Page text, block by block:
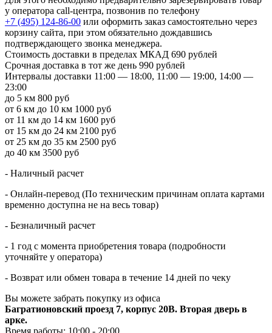
у оператора call-центра, позвонив по телефону
+7 (495) 124-86-00 или оформить заказ самостоятельно через
корзину сайта, при этом обязательно дождавшись
подтверждающего звонка менеджера.
Стоимость доставки в пределах МКАД 690 рублей
Срочная доставка в тот же день 990 рублей
Интервалы доставки 11:00 — 18:00, 11:00 — 19:00, 14:00 —
23:00
до 5 км 800 руб
от 6 км до 10 км 1000 руб
от 11 км до 14 км 1600 руб
от 15 км до 24 км 2100 руб
от 25 км до 35 км 2500 руб
до 40 км 3500 руб
- Наличный расчет
- Онлайн-перевод (По техническим причинам оплата картами
временно доступна не на весь товар)
- Безналичный расчет
- 1 год с момента приобретения товара (подробности
уточняйте у оператора)
- Возврат или обмен товара в течение 14 дней по чеку
Вы можете забрать покупку из офиса
Багратионовский проезд 7, корпус 20В. Вторая дверь в
арке.
Время работы: 10:00 - 20:00